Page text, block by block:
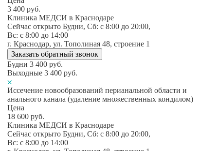
3 400 руб.
Клиника МЕДСИ в Краснодаре
Сейчас открыто Будни, Сб: c 8:00 до 20:00,
Вс: c 8:00 до 14:00
г. Краснодар, ул. Тополиная 48, строение 1
Заказать обратный звонок
Будни 3 400 руб.
Выходные 3 400 руб.
Иссечение новообразований перианальной области и
анального канала (удаление множественных кондилом)
Цена
18 600 руб.
Клиника МЕДСИ в Краснодаре
Сейчас открыто Будни, Сб: c 8:00 до 20:00,
Вс: c 8:00 до 14:00